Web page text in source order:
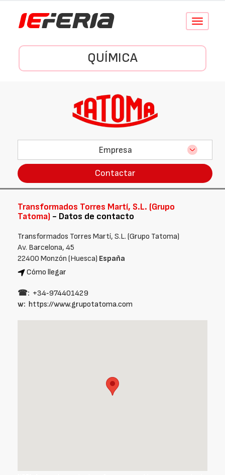
Conmutar
QUÍMICA
Empresa
Contactar
Transformados Torres Martí, S.L. (Grupo
Tatoma) - Datos de contacto
Transformados Torres Martí, S.L. (Grupo Tatoma)
Av. Barcelona, 45
22400 Monzón (Huesca) España
Cómo llegar
☎: +34‑974401429
w: https://www.grupotatoma.com